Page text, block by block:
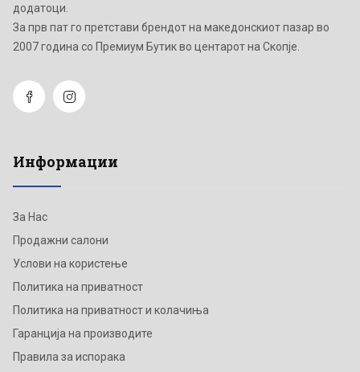
додатоци.
Зa прв пат го претстави брендот на македонскиот пазар во
2007 година со Премиум Бутик во центарот на Скопје.
Информации
За Нас
Продажни салони
Услови на користење
Политика на приватност
Политика на приватност и колачиња
Гаранција на производите
Правила за испорака